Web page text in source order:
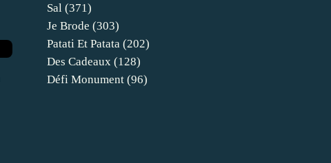
Sal (371)
Je Brode (303)
Patati Et Patata (202)
Des Cadeaux (128)
Défi Monument (96)